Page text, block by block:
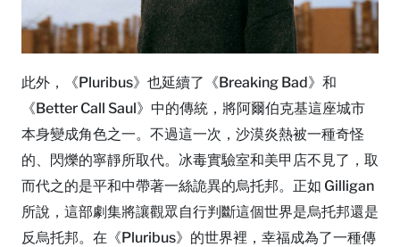
此外，《Pluribus》也延續了《Breaking Bad》和
《Better Call Saul》中的傳統，將阿爾伯克基這座城市
本身變成角色之一。不過這一次，沙漠炎熱被一種奇怪
的、閃爍的寧靜所取代。冰毒實驗室和美甲店不見了，取
而代之的是平和中帶著一絲詭異的烏托邦。正如 Gilligan
所說，這部劇集將讓觀眾自行判斷這個世界是烏托邦還是
反烏托邦。在《Pluribus》的世界裡，幸福成為了一種傳